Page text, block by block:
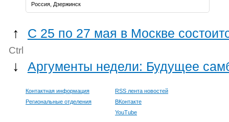
Россия, Дзержинск
↑ С 25 по 27 мая в Москве
Ctrl
↓ Аргументы недели: Будущее
Контактная информация
Региональные отделения
RSS лента новостей
ВКонтакте
YouTube